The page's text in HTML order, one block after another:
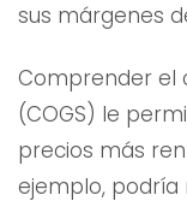
sus márgenes
Comprender el
(COGS) le
precios más
ejemplo, podría